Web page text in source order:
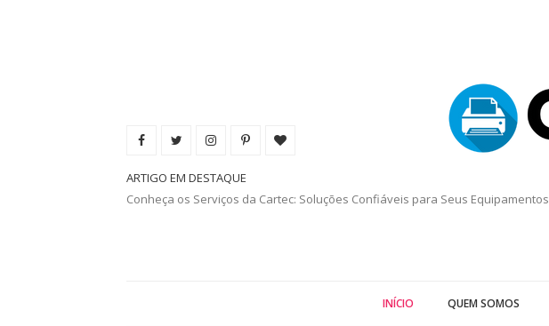
ARTIGO EM DESTAQUE
Conheça os Serviços da Cartec: Soluções Confiáveis para Seus Equipamentos
INÍCIO QUEM SOMOS